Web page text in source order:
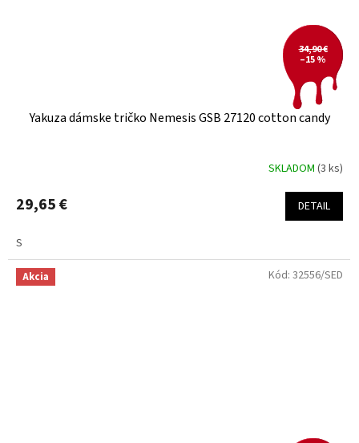
34,90 €
–15 %
Yakuza dámske tričko Nemesis GSB 27120 cotton candy
SKLADOM (3 ks)
29,65 € DETAIL
S
Akcia Kód: 32556/SED